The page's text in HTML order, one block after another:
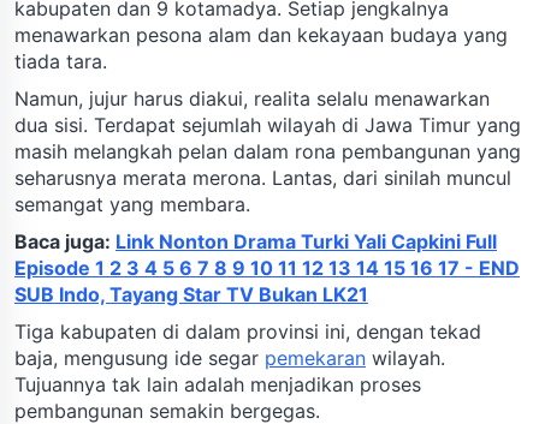
kabupaten dan 9 kotamadya. Setiap jengkalnya
menawarkan pesona alam dan kekayaan budaya yang
tiada tara.
Namun, jujur harus diakui, realita selalu menawarkan
dua sisi. Terdapat sejumlah wilayah di Jawa Timur yang
masih melangkah pelan dalam rona pembangunan yang
seharusnya merata merona. Lantas, dari sinilah muncul
semangat yang membara.
Baca juga: Link Nonton Drama Turki Yali Capkini Full
Episode 1 2 3 4 5 6 7 8 9 10 11 12 13 14 15 16 17 - END
SUB Indo, Tayang Star TV Bukan LK21
Tiga kabupaten di dalam provinsi ini, dengan tekad
baja, mengusung ide segar pemekaran wilayah.
Tujuannya tak lain adalah menjadikan proses
pembangunan semakin bergegas.